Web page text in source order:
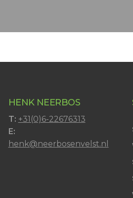
HENK NEERBOS
T: +31(0)6-22676313
E:
henk@neerbosenvelst.nl